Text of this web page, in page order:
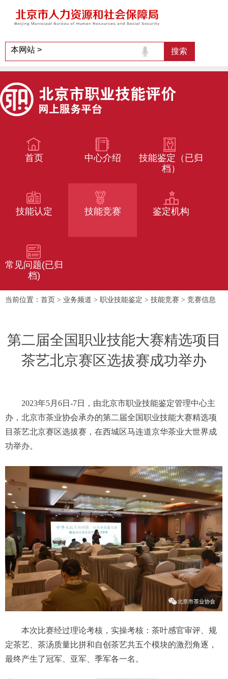
首页 中心介绍
技能鉴定（已归
档）
技能认定 技能竞赛 鉴定机构
常见问题(已归
档)
当前位置： 首页 > 业务频道 > 职业技能鉴定 > 技能竞赛 > 竞赛信息
第二届全国职业技能大赛精选项目
茶艺北京赛区选拔赛成功举办
2023年5月6日-7日，由北京市职业技能鉴定管理中心主
办，北京市茶业协会承办的第二届全国职业技能大赛精选项
目茶艺北京赛区选拔赛，在西城区马连道京华茶业大世界成
功举办。
本次比赛经过理论考核，实操考核：茶叶感官审评、规
定茶艺、茶汤质量比拼和自创茶艺共五个模块的激烈角逐，
最终产生了冠军、亚军、季军各一名。